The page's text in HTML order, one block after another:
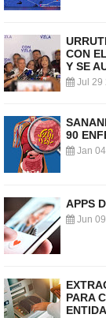
CON
Y SE
Jul 29
90
Jan
APPS
Jun
PARA